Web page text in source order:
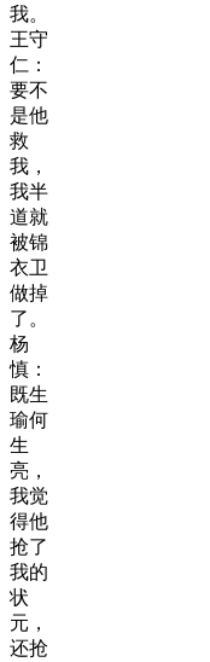
我。
王守
仁：
要不
是他
救
我，
我半
道就
被锦
衣卫
做掉
了。
杨
慎：
既生
瑜何
生
亮，
我觉
得他
抢了
我的
状
元，
还抢